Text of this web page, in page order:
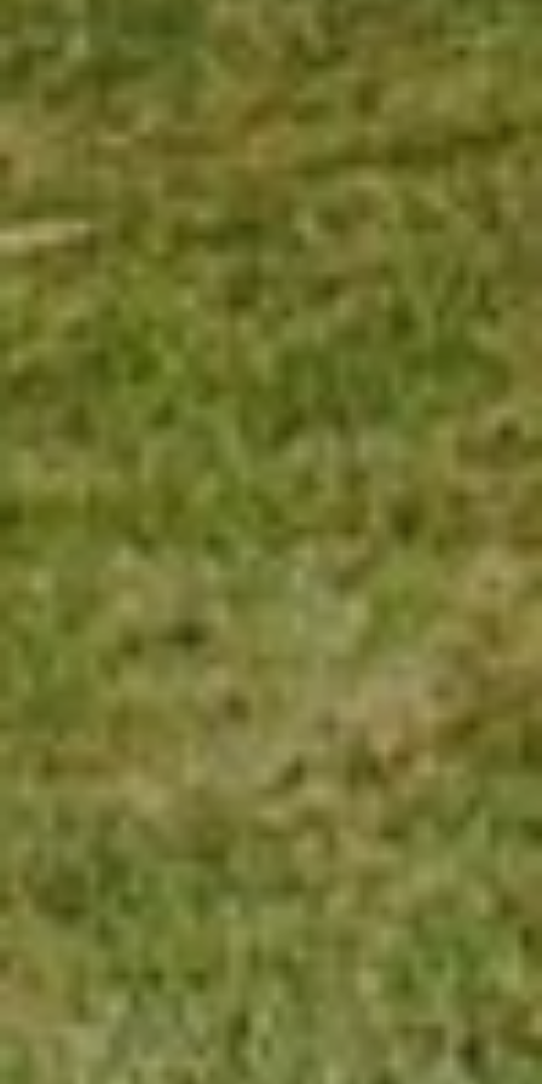
CA ES EN
Modifier les cookies
Ce site Web utilise ses propres cookies pour collecter des
informations afin d'améliorer nos services. Si vous
continuez à naviguer, vous acceptez leur installation.
pouvant, s'il le souhaite, empêcher leur installation sur son
disque dur, même s'il doit garder à l'esprit qu'une telle
Analyse et Personnalisation
Ils permettent le suivi et l'analyse du comportement des